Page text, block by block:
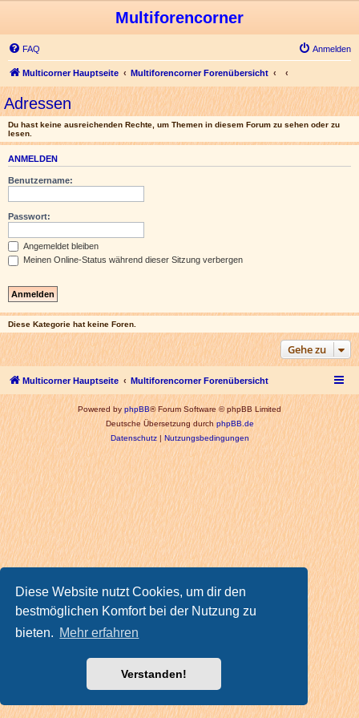
Diese Website nutzt Cookies, um dir den
bestmöglichen Komfort bei der Nutzung zu
bieten. Mehr erfahren
Verstanden!
Multiforencorner
FAQ Anmelden
Multicorner Hauptseite Multiforencorner Forenübersicht
Adressen
Du hast keine ausreichenden Rechte, um Themen in diesem Forum zu sehen oder zu
lesen.
ANMELDEN
Benutzername:
Passwort:
Angemeldet bleiben
Meinen Online-Status während dieser Sitzung verbergen
Diese Kategorie hat keine Foren.
Gehe zu
Multicorner Hauptseite Multiforencorner Forenübersicht
Powered byphpBB® Forum Software © phpBB Limited
Deutsche Übersetzung durchphpBB.de
Datenschutz|Nutzungsbedingungen